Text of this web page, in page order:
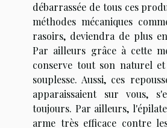
débarrassée de tous ces
méthodes mécaniques
rasoirs, deviendra de plus
Par ailleurs grâce à cette
conserve tout son naturel
souplesse. Aussi, ces
apparaissaient sur vous,
toujours. Par ailleurs,
arme très efficace contre